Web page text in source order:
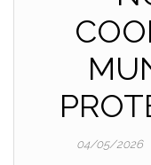
04/05/2026